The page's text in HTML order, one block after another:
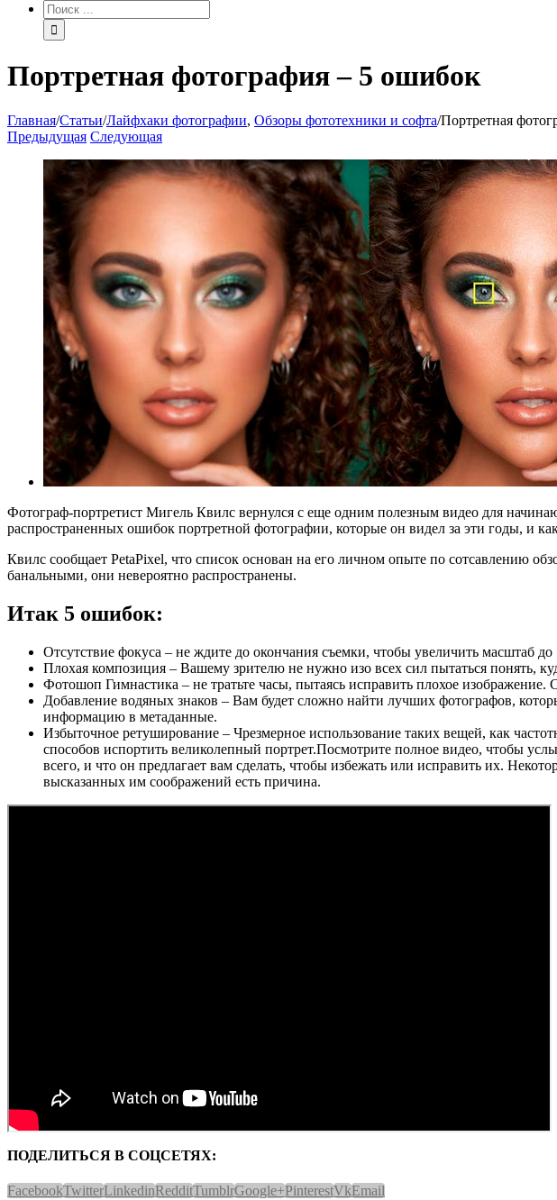
Портретная фотография – 5 ошибок
Главная/Статьи/Лайфхаки фотографии, Обзоры фототехники и софта/Портретная
Предыдущая Следующая
Фотограф-портретист Мигель Квилс вернулся с еще одним полезным видео для
распространенных ошибок портретной фотографии, которые он видел за эти годы, и
Квилс сообщает PetaPixel, что список основан на его личном опыте по сотсавлению
банальными, они невероятно распространены.
Итак 5 ошибок:
Отсутствие фокуса – не ждите до окончания съемки, чтобы увеличить масштаб
Плохая композиция – Вашему зрителю не нужно изо всех сил пытаться понять,
Фотошоп Гимнастика – не тратьте часы, пытаясь исправить плохое
Добавление водяных знаков – Вам будет сложно найти лучших фотографов,
информацию в метаданные.
Избыточное ретуширование – Чрезмерное использование таких вещей, как
способов испортить великолепный портрет.Посмотрите полное видео, чтобы
всего, и что он предлагает вам сделать, чтобы избежать или исправить их.
высказанных им соображений есть причина.
ПОДЕЛИТЬСЯ В СОЦСЕТЯХ:
FacebookTwitterLinkedinRedditTumblrGoogle+PinterestVkEmail